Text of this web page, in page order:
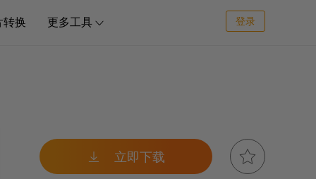
转换 更多工具  登录
 立即下载 